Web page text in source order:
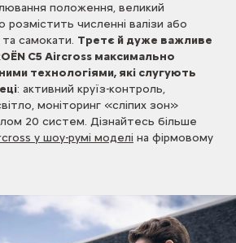
положення, великий
розмістить численні валізи або
самокати. Третє й дуже важливе
C5 Aircross максимально
технологіями, які слугують
: активний круїз-контроль,
моніторинг «сліпих зон»
20 систем. Дізнайтесь більше
у шоу-румі моделі на фірмовому